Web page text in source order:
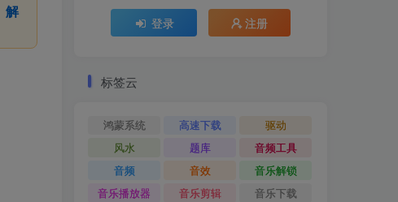
解
登录 注册
标签云
鸿蒙系统 高速下载
驱动
风水
题库
音频工具
音频
音效
音乐解锁
音乐播放器
音乐剪辑
音乐下载